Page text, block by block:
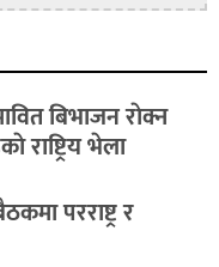
बिभाजन राेक्न
राष्ट्रिय भेला
परराष्ट्र र